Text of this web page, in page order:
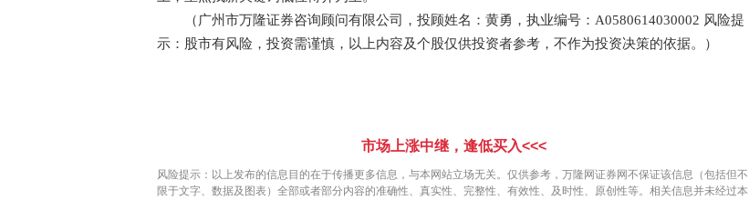
（广州市万隆证券咨询顾问有限公司，投顾姓名：黄勇，执业编号：A0580614030002 风险提
示：股市有风险，投资需谨慎，以上内容及个股仅供投资者参考，不作为投资决策的依据。）
市场上涨中继，逢低买入<<<
风险提示：以上发布的信息目的在于传播更多信息，与本网站立场无关。仅供参考，万隆网证券网不保证该信息（包括但不
限于文字、数据及图表）全部或者部分内容的准确性、真实性、完整性、有效性、及时性、原创性等。相关信息并未经过本